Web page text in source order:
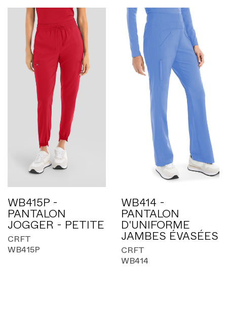
WB415P -
PANTALON
JOGGER - PETITE
CRFT
WB415P
WB414 -
PANTALON
D'UNIFORME
JAMBES ÉVASÉES
CRFT
WB414